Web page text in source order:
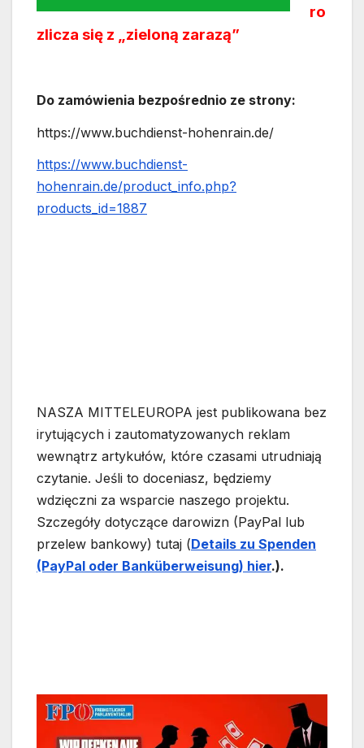
ro
zlicza się z „zieloną zarazą”
Do zamówienia bezpośrednio ze strony:
https://www.buchdienst-hohenrain.de/
https://www.buchdienst-
hohenrain.de/product_info.php?
products_id=1887
NASZA MITTELEUROPA jest publikowana bez
irytujących i zautomatyzowanych reklam
wewnątrz artykułów, które czasami utrudniają
czytanie. Jeśli to doceniasz, będziemy
wdzięczni za wsparcie naszego projektu.
Szczegóły dotyczące darowizn (PayPal lub
przelew bankowy) tutaj (Details zu Spenden
(PayPal oder Banküberweisung) hier.).